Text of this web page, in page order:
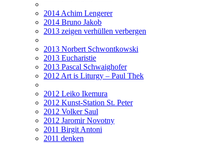
2014 Achim Lengerer
2014 Bruno Jakob
2013 zeigen verhüllen verbergen
2013 Norbert Schwontkowski
2013 Eucharistie
2013 Pascal Schwaighofer
2012 Art is Liturgy – Paul Thek
2012 Leiko Ikemura
2012 Kunst-Station St. Peter
2012 Volker Saul
2012 Jaromir Novotny
2011 Birgit Antoni
2011 denken